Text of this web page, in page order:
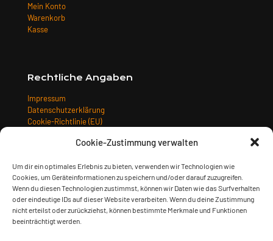
Cookie-Zustimmung verwalten
Um dir ein optimales Erlebnis zu bieten, verwenden wir Technologien wie
Cookies, um Geräteinformationen zu speichern und/oder darauf zuzugreifen.
Wenn du diesen Technologien zustimmst, können wir Daten wie das Surfverhalten
oder eindeutige IDs auf dieser Website verarbeiten. Wenn du deine Zustimmung
nicht erteilst oder zurückziehst, können bestimmte Merkmale und Funktionen
beeinträchtigt werden.
Mein Konto
Warenkorb
Kasse
Rechtliche Angaben
Impressum
Datenschutzerklärung
Cookie-Richtlinie (EU)
Widerrufsbelehrung
Zahlungsarten